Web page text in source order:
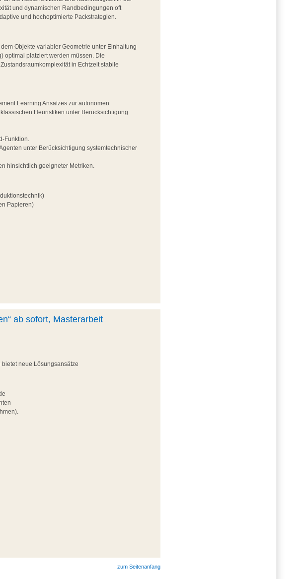
und dynamischen Randbedingungen oft
und hochoptimierte Packstrategien.
Objekte variabler Geometrie unter Einhaltung
optimal platziert werden müssen. Die
in Echtzeit stabile
Learning Ansatzes zur autonomen
Heuristiken unter Berücksichtigung
Funktion.
unter Berücksichtigung systemtechnischer
hinsichtlich geeigneter Metriken.
Papieren)
ab sofort, Masterarbeit
neue Lösungsansätze
zum Seitenanfang